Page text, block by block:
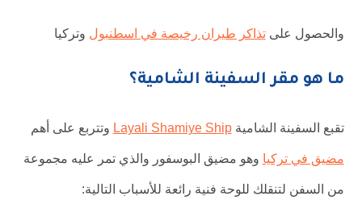
والحصول علىتذاكر طيران رخيصة في اسطنبول وتركيا
ما هو مقر السفينة الشامية؟
تقبع السفينة الشاميةLayali Shamiye Ship وتتربع على أهم
مضيق في تركيا وهو مضيق البوسفور والذي تمر عليه مجموعة
من السفن لتنقلك للوحة فنية رائعة للأسباب التالية: